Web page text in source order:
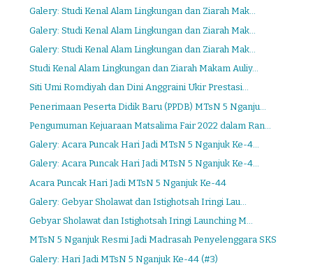
Galery: Studi Kenal Alam Lingkungan dan Ziarah Mak...
Galery: Studi Kenal Alam Lingkungan dan Ziarah Mak...
Galery: Studi Kenal Alam Lingkungan dan Ziarah Mak...
Studi Kenal Alam Lingkungan dan Ziarah Makam Auliy...
Siti Umi Romdiyah dan Dini Anggraini Ukir Prestasi...
Penerimaan Peserta Didik Baru (PPDB) MTsN 5 Nganju...
Pengumuman Kejuaraan Matsalima Fair 2022 dalam Ran...
Galery: Acara Puncak Hari Jadi MTsN 5 Nganjuk Ke-4...
Galery: Acara Puncak Hari Jadi MTsN 5 Nganjuk Ke-4...
Acara Puncak Hari Jadi MTsN 5 Nganjuk Ke-44
Galery: Gebyar Sholawat dan Istighotsah Iringi Lau...
Gebyar Sholawat dan Istighotsah Iringi Launching M...
MTsN 5 Nganjuk Resmi Jadi Madrasah Penyelenggara SKS
Galery: Hari Jadi MTsN 5 Nganjuk Ke-44 (#3)